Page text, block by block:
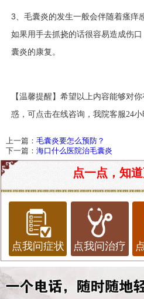
3、 毛囊炎的发生一般会伴随着瘙痒
如果用手去抓挠的话很容易造成伤
囊炎的康复。
【温馨提醒】希望以上内容能够对
惑，可点击在线咨询，我院客服24小
上一篇： 毛囊炎要怎么预防？
下一篇： 海口什么医院治毛囊炎
点一点，知
点我问症状 点我问治疗